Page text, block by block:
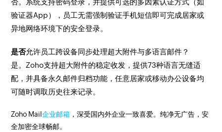
否。系统支持密码登录，并提供可选的多因素认证方式（如
验证器App），员工无需强制验证手机短信即可完成居家或
异地网络环境下的安全登录。
是否允许员工跨设备同步处理超大附件与多语言邮件？
是。Zoho支持超大附件的稳定收发，提供73种语言无缝适
配，并具备永久邮件归档功能，任意居家或移动办公设备均
可随时调取历史往来记录。
Zoho Mail企业邮箱 ，深受国内外企业一致喜爱。纯净无广告，安
全加密全球畅邮。